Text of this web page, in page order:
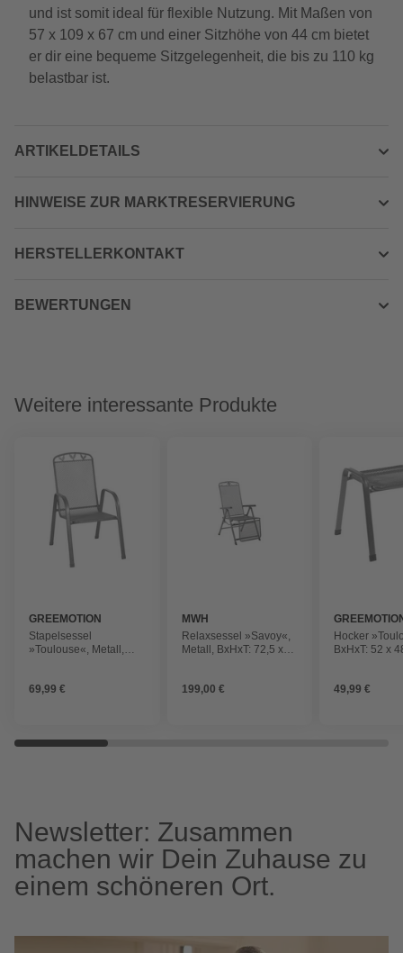
und ist somit ideal für flexible Nutzung. Mit Maßen von
57 x 109 x 67 cm und einer Sitzhöhe von 44 cm bietet
er dir eine bequeme Sitzgelegenheit, die bis zu 110 kg
belastbar ist.
ARTIKELDETAILS
HINWEISE ZUR MARKTRESERVIERUNG
HERSTELLERKONTAKT
BEWERTUNGEN
Weitere interessante Produkte
GREEMOTION
Stapelsessel
»Toulouse«, Metall,
69,99 €
MWH
Relaxsessel »Savoy«,
Metall, BxHxT: 72,5 x
199,00 €
Hocker
BxHxT: 52 x
49,99 €
Newsletter: Zusammen
machen wir Dein Zuhause zu
einem schöneren Ort.